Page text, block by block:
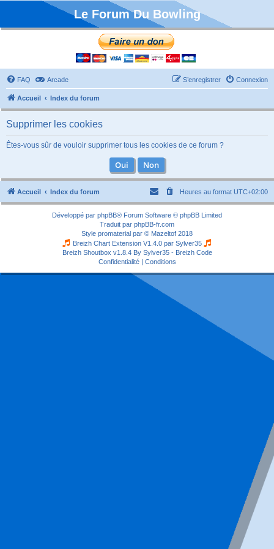
Le Forum Du Bowling
FAQ Arcade Connexion
S’enregistrer
Accueil Index du forum
Supprimer les cookies
Êtes-vous sûr de vouloir supprimer tous les cookies de ce forum ?
Accueil Index du forum Heures au format UTC+02:00
Développé par phpBB® Forum Software © phpBB Limited
Traduit par phpBB-fr.com
Style promaterial par © Mazeltof 2018
Breizh Chart Extension V1.4.0 par Sylver35
Breizh Shoutbox v1.8.4 By Sylver35 - Breizh Code
Confidentialité| Conditions